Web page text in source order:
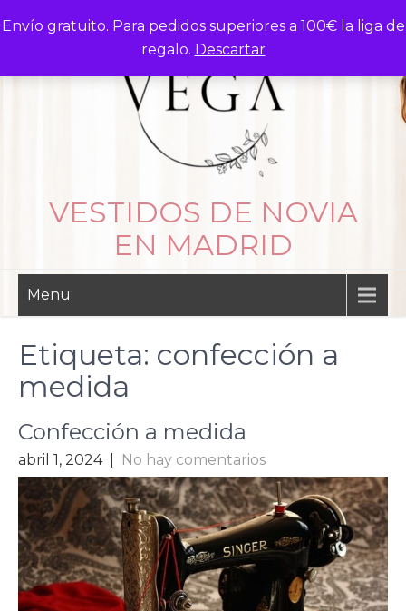
Envío gratuito. Para pedidos superiores a 100€ la liga de
regalo. Descartar
to
VESTIDOS DE NOVIA
EN MADRID
Menu
Etiqueta: confección a
medida
Confección a medida
abril 1, 2024 No hay comentarios